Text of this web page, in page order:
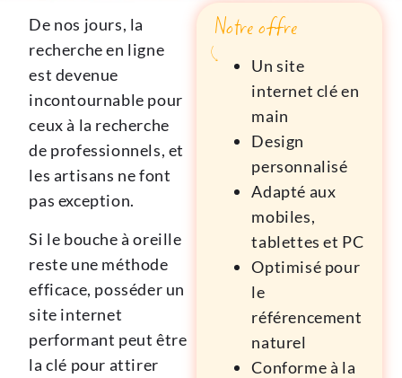
De nos jours, la
recherche en ligne
est devenue
incontournable pour
ceux à la recherche
de professionnels, et
les artisans ne font
pas exception.
Si le bouche à oreille
reste une méthode
efficace, posséder un
site internet
performant peut être
la clé pour attirer
Notre offre
Un site
internet clé en
main
Design
personnalisé
Adapté aux
mobiles,
tablettes et PC
Optimisé pour
le
référencement
naturel
Conforme à la